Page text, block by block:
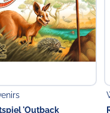
'Outback